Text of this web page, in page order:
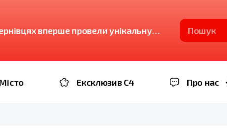
вперше провели унікальну
Пошук
Місто Ексклюзив C4 Про нас